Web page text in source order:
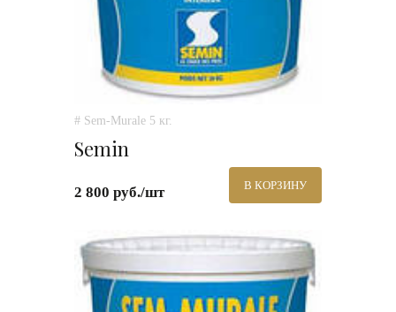
# Sem-Murale 5 кг.
Semin
2 800 руб./шт В КОРЗИНУ